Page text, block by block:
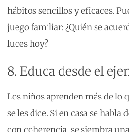
hábitos sencillos y eficaces.
juego familiar: ¿Quién se
luces hoy?
8. Educa desde el
Los niños aprenden más de lo
se les dice. Si en casa se habla
con coherencia, se siembra